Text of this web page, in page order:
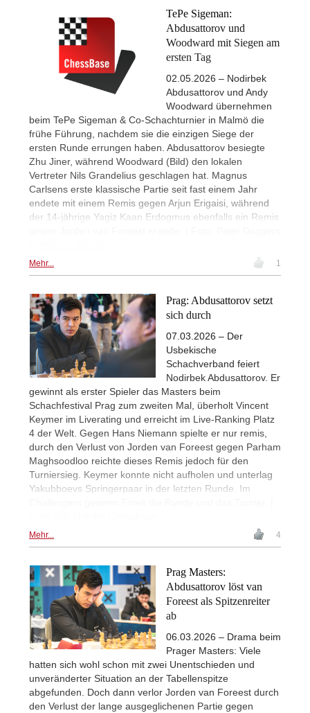
TePe Sigeman:
Abdusattorov und
Woodward mit Siegen am
ersten Tag
02.05.2026 – Nodirbek
Abdusattorov und Andy
Woodward übernehmen
beim TePe Sigeman & Co-Schachturnier in Malmö die
frühe Führung, nachdem sie die einzigen Siege der
ersten Runde errungen haben. Abdusattorov besiegte
Zhu Jiner, während Woodward (Bild) den lokalen
Vertreter Nils Grandelius geschlagen hat. Magnus
Carlsens erste klassische Partie seit fast einem Jahr
endete mit einem Remis gegen Arjun Erigaisi, während
der 14-jährige Yagiz Kaan Erdogmus ebenfalls ein Remis
Mehr... 1
Prag: Abdusattorov setzt
sich durch
07.03.2026 – Der
Usbekische
Schachverband feiert
Nodirbek Abdusattorov. Er
gewinnt als erster Spieler das Masters beim
Schachfestival Prag zum zweiten Mal, überholt Vincent
Keymer im Liverating und erreicht im Live-Ranking Platz
4 der Welt. Gegen Hans Niemann spielte er nur remis,
durch den Verlust von Jorden van Foreest gegen Parham
Maghsoodloo reichte dieses Remis jedoch für den
Turniersieg. Keymer konnte nicht aufholen und unterlag
Yakubboevs Springerpaar in der letzten Runde. Im
Mehr... 4
Prag Masters:
Abdusattorov löst van
Foreest als Spitzenreiter
ab
06.03.2026 – Drama beim
Prager Masters: Viele
hatten sich wohl schon mit zwei Unentschieden und
unveränderter Situation an der Tabellenspitze
abgefunden. Doch dann verlor Jorden van Foreest durch
den Verlust der lange ausgeglichenen Partie gegen